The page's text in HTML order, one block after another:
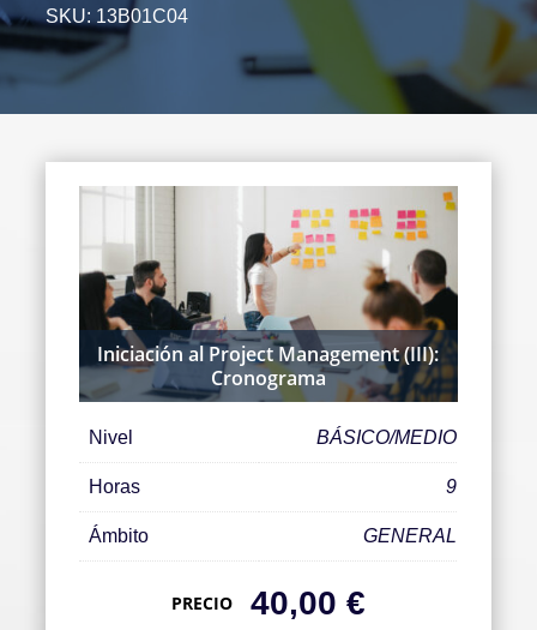
SKU: 13B01C04
Iniciación al Project Management (III):
Cronograma
Nivel BÁSICO/MEDIO
Horas 9
Ámbito GENERAL
PRECIO 40,00 €